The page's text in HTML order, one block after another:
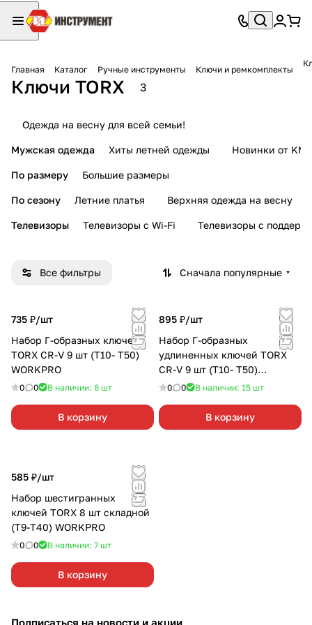
Главная Каталог Ручные инструменты Ключи и ремкомплекты
Ключи TORX 3
Одежда на весну для всей семьи!
Мужская одежда Хиты летней одежды Новинки от KMI
По размеру Большие размеры
По сезону Летние платья Верхняя одежда на весну
Телевизоры Телевизоры с Wi-Fi Телевизоры с
Все фильтры Сначала популярные
735 ₽/шт
Набор Г-образных ключей
TORX CR-V 9 шт (T10- T50)
WORKPRO
0 0 В наличии: 8 шт
В корзину
895 ₽/шт
Набор Г-образных
удлиненных ключей TORX
CR-V 9 шт (T10- T50)
WORKPRO
0 0 В наличии: 15 шт
В корзину
585 ₽/шт
Набор шестигранных
ключей TORX 8 шт складной
(T9-T40) WORKPRO
0 0 В наличии: 7 шт
В корзину
Подписаться на новости и акции